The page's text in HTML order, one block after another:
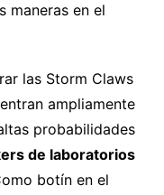
maneras en el
las Storm Claws
ampliamente
probabilidades
de laboratorios
botín en el